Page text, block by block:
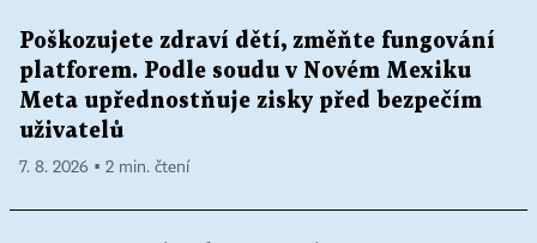
Poškozujete zdraví dětí, změňte fungování
platforem. Podle soudu v Novém Mexiku
Meta upřednostňuje zisky před bezpečím
uživatelů
7. 8. 2026 ▪ 2 min. čtení